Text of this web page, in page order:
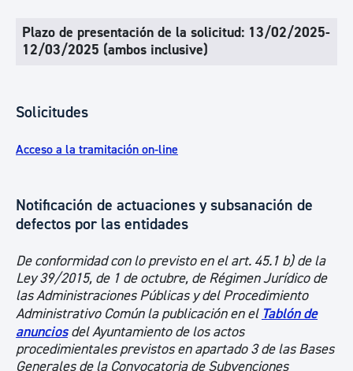
Plazo de presentación de la solicitud: 13/02/2025-
12/03/2025 (ambos inclusive)
Solicitudes
Acceso a la tramitación on-line
Notificación de actuaciones y subsanación de
defectos por las entidades
De conformidad con lo previsto en el art. 45.1 b) de la
Ley 39/2015, de 1 de octubre, de Régimen Jurídico de
las Administraciones Públicas y del Procedimiento
Administrativo Común la publicación en el Tablón de
anunciosdel Ayuntamiento de los actos
procedimientales previstos en apartado 3 de las Bases
Generales de la Convocatoria de Subvenciones